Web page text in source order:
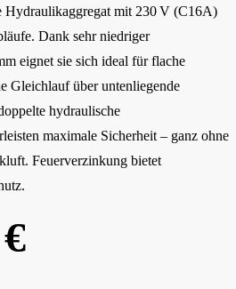
Hydraulikaggregat mit 230 V (C16A)
Dank sehr niedriger
eignet sie sich ideal für flache
Gleichlauf über untenliegende
hydraulische
maximale Sicherheit – ganz ohne
Feuerverzinkung bietet